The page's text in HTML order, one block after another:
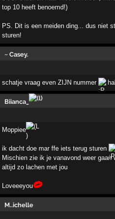
top 10 heeft benoemd!)
PS. Dit is een meiden ding... dus niet
sturen!
~ Casey.
schatje vraag even ZIJN nummer
Biianca_
Moppiee
ik dacht doe mar ffe iets terug sturen
Mischien zie ik je vanavond weer gaan
altijd zo lachen met jou
Loveeeyou
M..ichelle